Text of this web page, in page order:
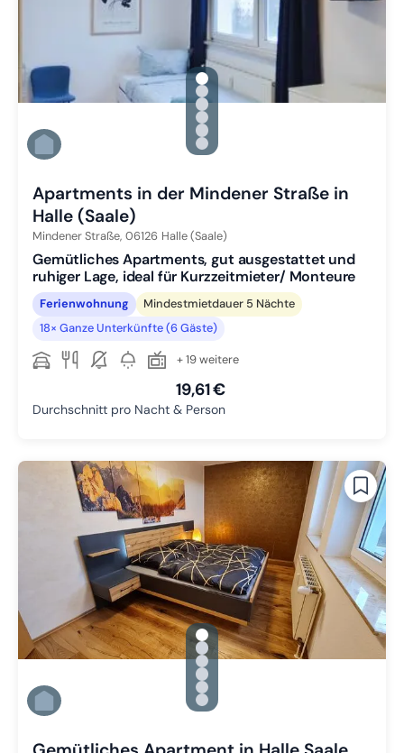
gallery.slide_selector
Zu Slide 1 wechseln
Zu Slide 2 wechseln
Zu Slide 3 wechseln
Zu Slide 4 wechseln
Zu Slide 5 wechseln
Zu Slide 6 wechseln
Apartments in der Mindener Straße in
Halle (Saale)
Mindener Straße, 06126 Halle (Saale)
Gemütliches Apartments, gut ausgestattet und
ruhiger Lage, ideal für Kurzzeitmieter/ Monteure
Ferienwohnung
Mindestmietdauer 5 Nächte
18× Ganze Unterkünfte (6 Gäste)
+ 19 weitere
19,61 €
Durchschnitt pro Nacht & Person
gallery.slide_selector
Zu Slide 1 wechseln
Zu Slide 2 wechseln
Zu Slide 3 wechseln
Zu Slide 4 wechseln
Zu Slide 5 wechseln
Zu Slide 6 wechseln